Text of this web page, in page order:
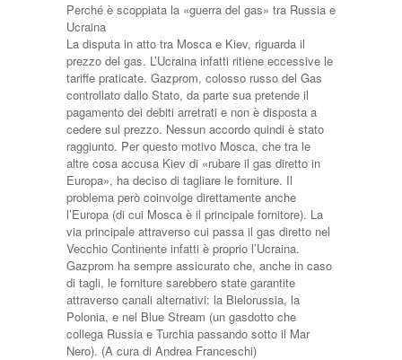
Perché è scoppiata la «guerra del gas» tra Russia e
Ucraina
La disputa in atto tra Mosca e Kiev, riguarda il
prezzo del gas. L’Ucraina infatti ritiene eccessive le
tariffe praticate. Gazprom, colosso russo del Gas
controllato dallo Stato, da parte sua pretende il
pagamento dei debiti arretrati e non è disposta a
cedere sul prezzo. Nessun accordo quindi è stato
raggiunto. Per questo motivo Mosca, che tra le
altre cosa accusa Kiev di «rubare il gas diretto in
Europa», ha deciso di tagliare le forniture. Il
problema però coinvolge direttamente anche
l’Europa (di cui Mosca è il principale fornitore). La
via principale attraverso cui passa il gas diretto nel
Vecchio Continente infatti è proprio l’Ucraina.
Gazprom ha sempre assicurato che, anche in caso
di tagli, le forniture sarebbero state garantite
attraverso canali alternativi: la Bielorussia, la
Polonia, e nel Blue Stream (un gasdotto che
collega Russia e Turchia passando sotto il Mar
Nero). (A cura di Andrea Franceschi)